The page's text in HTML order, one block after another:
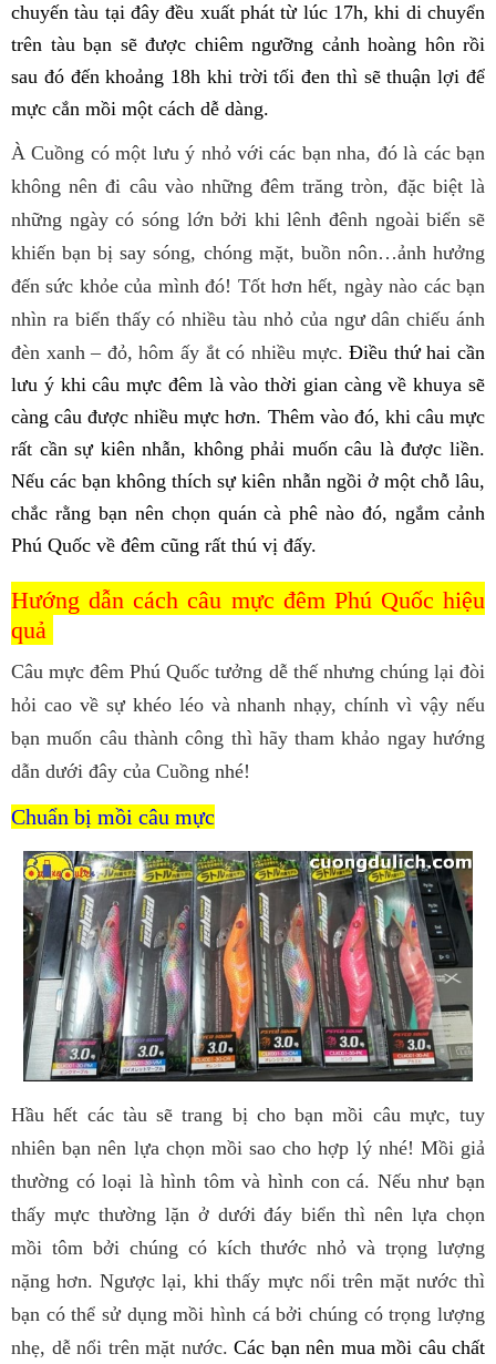
chuyến tàu tại đây đều xuất phát từ lúc 17h, khi di chuyển
trên tàu bạn sẽ được chiêm ngưỡng cảnh hoàng hôn rồi
sau đó đến khoảng 18h khi trời tối đen thì sẽ thuận lợi để
mực cắn mồi một cách dễ dàng.
À Cuồng có một lưu ý nhỏ với các bạn nha, đó là các bạn
không nên đi câu vào những đêm trăng tròn, đặc biệt là
những ngày có sóng lớn bởi khi lênh đênh ngoài biển sẽ
khiến bạn bị say sóng, chóng mặt, buồn nôn…ảnh hưởng
đến sức khỏe của mình đó! Tốt hơn hết, ngày nào các bạn
nhìn ra biển thấy có nhiều tàu nhỏ của ngư dân chiếu ánh
đèn xanh – đỏ, hôm ấy ắt có nhiều mực.Điều thứ hai cần
lưu ý khi câu mực đêm là vào thời gian càng về khuya sẽ
càng câu được nhiều mực hơn. Thêm vào đó, khi câu mực
rất cần sự kiên nhẫn, không phải muốn câu là được liền.
Nếu các bạn không thích sự kiên nhẫn ngồi ở một chỗ lâu,
chắc rằng bạn nên chọn quán cà phê nào đó, ngắm cảnh
Phú Quốc về đêm cũng rất thú vị đấy.
Hướng dẫn cách câu mực đêm Phú Quốc hiệu
quả
Câu mực đêm Phú Quốc tưởng dễ thế nhưng chúng lại đòi
hỏi cao về sự khéo léo và nhanh nhạy, chính vì vậy nếu
bạn muốn câu thành công thì hãy tham khảo ngay hướng
dẫn dưới đây của Cuồng nhé!
Chuẩn bị mồi câu mực
Hầu hết các tàu sẽ trang bị cho bạn mồi câu mực, tuy
nhiên bạn nên lựa chọn mồi sao cho hợp lý nhé! Mồi giả
thường có loại là hình tôm và hình con cá. Nếu như bạn
thấy mực thường lặn ở dưới đáy biển thì nên lựa chọn
mồi tôm bởi chúng có kích thước nhỏ và trọng lượng
nặng hơn. Ngược lại, khi thấy mực nổi trên mặt nước thì
bạn có thể sử dụng mồi hình cá bởi chúng có trọng lượng
nhẹ, dễ nổi trên mặt nước. Các bạn nên mua mồi câu chất